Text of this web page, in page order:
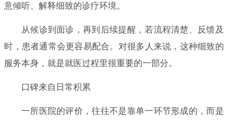
意倾听、解释细致的诊疗环境。
从候诊到面诊，再到后续提醒，若流程清楚、反馈及
时，患者通常会更容易配合。对很多人来说，这种细致的
服务本身，就是就医过程里很重要的一部分。
口碑来自日常积累
一所医院的评价，往往不是靠单一环节形成的，而是